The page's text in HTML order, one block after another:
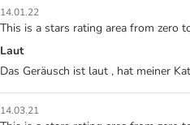
14.01.22
This is a stars rating area from zero
Laut
Das Geräusch ist laut , hat meiner
14.03.21